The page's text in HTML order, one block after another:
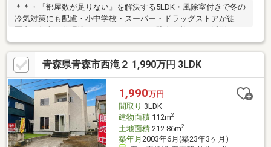
＊＊・『部屋数が足りない』を解決する5LDK・風除室付きで冬の
冷気対策にも配慮・小中学校・スーパー・ドラッグストアが徒歩
【通学】金沢小学校まで約700m徒歩9分/甲田中学校まで約550m
徒歩7分【バス】市営バス「甲田中通り」バス停まで約130m徒歩2
分【買物】ローソン青森大野片岡店まで約400m徒歩5分/マエダス
トア旭町店まで約550m徒歩7分/福や大野店 byマエダまで約800m
徒歩10分/ハッピードラッグ青森旭町通店まで約260m徒歩4分＊＊
その他＊＊2024年9月リフォーム済。詳細はお問い合わせくださ
い。
青森県青森市西滝２ 1,990万円 3LDK
1,990万円
間取り 3LDK
建物面積112m2
土地面積212.86m2
築年月 2003年6月(築23年3ヶ月)